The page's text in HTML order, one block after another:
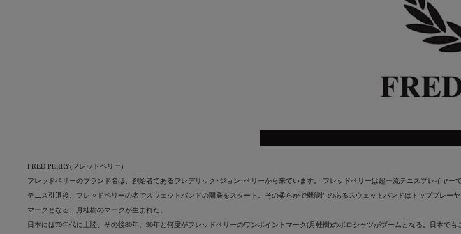
FRED PERRY(フレッドペリー)
フレッドペリーのブランド名は、創始者であるフレデリック･ジョン･ペリーから来ています。 フレッドペリーは超一流テニスプレイヤー
テニス引退後、フレッドペリーの名でスウェットバンドの開発をスタート。その柔らかで機能性のあるスウェットバンドはトッププレ
マークとなる、月桂樹のマークが生まれた。
日本には70年代に上陸、その後80年、90年と何度がフレッドペリーのワンポイントマーク(月桂樹)のポロシャツがブームとなる。日本